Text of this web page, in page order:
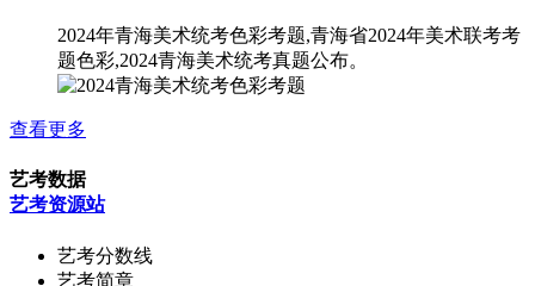
2024年青海美术统考色彩考题,青海省2024年美术联考考
题色彩,2024青海美术统考真题公布。
查看更多
艺考数据
艺考资源站
艺考分数线
艺考简章